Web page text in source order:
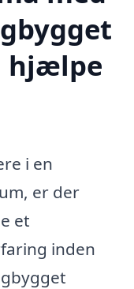
hjælpe
i en
er der
et
inden